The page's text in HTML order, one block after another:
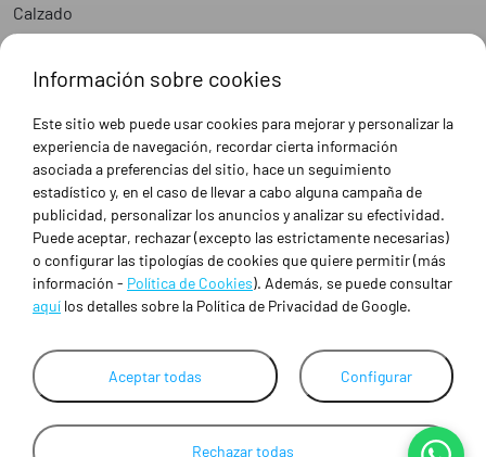
Calzado
Epis
Industria
Peluquería y Estética
Sanidad
Ropa de trabajo personalizada
SOBRE NOSOTROS
Empresa
Blog
Tienda
Empresas
Contacto
Información sobre cookies
Este sitio web puede usar cookies para mejorar y personalizar la
experiencia de navegación, recordar cierta información
asociada a preferencias del sitio, hace un seguimiento
estadístico y, en el caso de llevar a cabo alguna campaña de
publicidad, personalizar los anuncios y analizar su efectividad.
Puede aceptar, rechazar (excepto las estrictamente necesarias)
o configurar las tipologías de cookies que quiere permitir (más
información - Política de Cookies). Además, se puede consultar
aquí los detalles sobre la Política de Privacidad de Google.
Aceptar todas Configurar
Rechazar todas